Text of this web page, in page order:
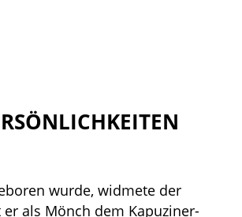
D
wurde, widmete der
als Mönch dem Kapuziner-